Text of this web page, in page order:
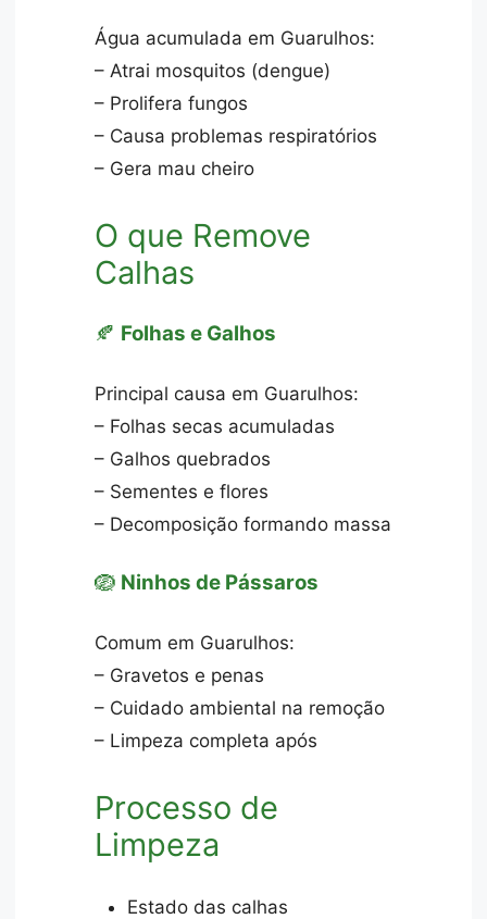
Água acumulada em Guarulhos:
– Atrai mosquitos (dengue)
– Prolifera fungos
– Causa problemas respiratórios
– Gera mau cheiro
O que Remove
Calhas
🍂 Folhas e Galhos
Principal causa em Guarulhos:
– Folhas secas acumuladas
– Galhos quebrados
– Sementes e flores
– Decomposição formando massa
🪺 Ninhos de Pássaros
Comum em Guarulhos:
– Gravetos e penas
– Cuidado ambiental na remoção
– Limpeza completa após
Processo de
Limpeza
Estado das calhas